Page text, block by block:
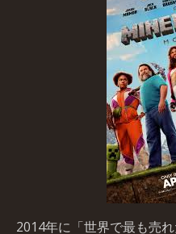
2014年に「世界で最も売